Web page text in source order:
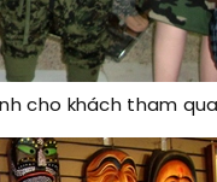
cho khách tham